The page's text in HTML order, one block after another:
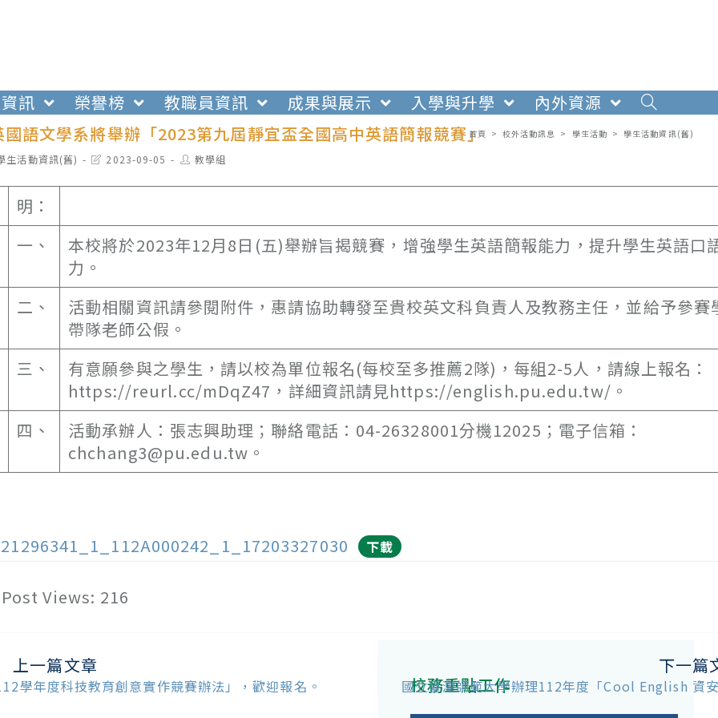
訊 榮譽榜 教職員資訊 成果與展示 入學與升學
內外資源
語文學系將舉辦「2023第九屆靜宜盃全國高中英語簡報競賽」
首頁 > 校外活動訊息 > 學生活動 > 學生活動資訊(舊)
生活動資訊(舊)
Post2023-09-05
Post教學組
明：
一、
本校將於2023年12月8日(五)舉辦旨揭競賽，增強學生英語簡報能力，提升學生英語口
力。
二、
活動相關資訊請參閱附件，惠請協助轉發至貴校英文科負責人及教務主任，並給予參賽
帶隊老師公假。
三、
有意願參與之學生，請以校為單位報名(每校至多推薦2隊)，每組2-5人，請線上報名：
https://reurl.cc/mDqZ47，詳細資訊請見https://english.pu.edu.tw/。
四、
活動承辦人：張志興助理；聯絡電話：04-26328001分機12025；電子信箱：
chchang3@pu.edu.tw。
下載
Post Views: 216
上一篇文章
學年度科技教育創意實作競賽辦法」，歡迎報名。
下一篇
國立臺灣師範大學辦理112年度「Cool English 資
校務重點工作